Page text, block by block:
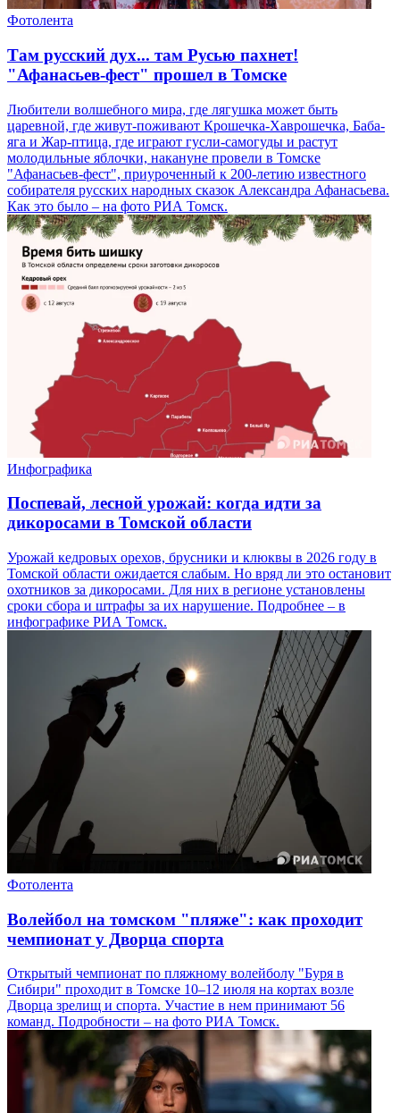
Фотолента
Там русский дух... там Русью пахнет!
"Афанасьев-фест" прошел в Томске
Любители волшебного мира, где лягушка может быть
царевной, где живут-поживают Крошечка-Хаврошечка, Баба-
яга и Жар-птица, где играют гусли-самогуды и растут
молодильные яблочки, накануне провели в Томске
"Афанасьев-фест", приуроченный к 200-летию известного
собирателя русских народных сказок Александра Афанасьева.
Как это было – на фото РИА Томск.
Инфографика
Поспевай, лесной урожай: когда идти за
дикоросами в Томской области
Урожай кедровых орехов, брусники и клюквы в 2026 году в
Томской области ожидается слабым. Но вряд ли это остановит
охотников за дикоросами. Для них в регионе установлены
сроки сбора и штрафы за их нарушение. Подробнее – в
инфографике РИА Томск.
Фотолента
Волейбол на томском "пляже": как проходит
чемпионат у Дворца спорта
Открытый чемпионат по пляжному волейболу "Буря в
Сибири" проходит в Томске 10–12 июля на кортах возле
Дворца зрелищ и спорта. Участие в нем принимают 56
команд. Подробности – на фото РИА Томск.